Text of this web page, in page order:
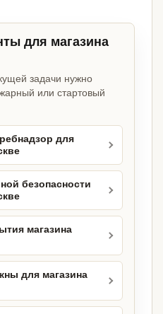
для магазина
задачи нужно
или стартовый
для
безопасности
магазина
для магазина